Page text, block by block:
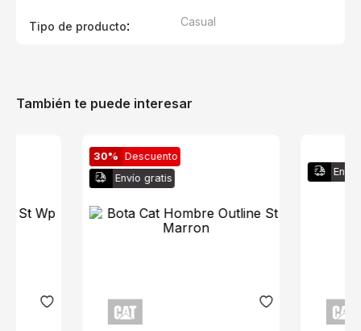
Tipo de producto: Casual
También te puede interesar
30% Descuento
Envío gratis
Bota